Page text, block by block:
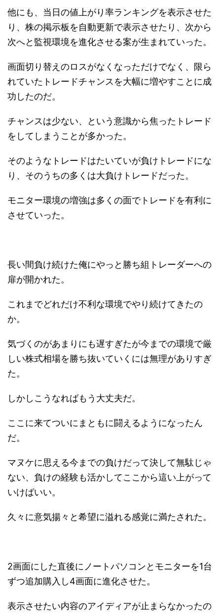
他にも、当日の値上がり率ランキングを表示させた
り、株の掲示板を自動更新で表示させたり、次から
次へと監視環境を進化させる案が生まれていった。
画面切り替えのロスがなくなっただけでなく、限ら
れていたトレードチャンスを大幅に増やすことに成
功したのだ。
チャンスは少ない、という意識から焦ったトレード
をしてしまうことが多かった。
そのようなトレードはたいていが負けトレードにな
り、そのうちの多くは大負けトレードだった。
モニター環境の増強は多くの面でトレードを有利に
させていった。
長い間負け続けた俺にやっと勝ち組トレーダーへの
扉が開かれた。
これまでどれだけ不利な環境でやり続けてきたの
か。
気づくのがあまりにも遅すぎたが今までの環境で厳
しい株式相場を勝ち抜いていくには無理がありすぎ
た。
しかしこうなればもう大丈夫だ。
ここに来てついにまともに闘えるようになったん
だ。
マヌケに思える今までの負けだって決して無駄じゃ
ない、負けの経験も活かしてここから這い上がって
いけばいい。
久々に意気揚々と希望に溢れる感覚に満たされた。
2画面にした直後にノートパソコンとモニターを1台
ずつ追加購入し4画面に進化させた。
表示させたい内容のアイディアが止まらなかったの